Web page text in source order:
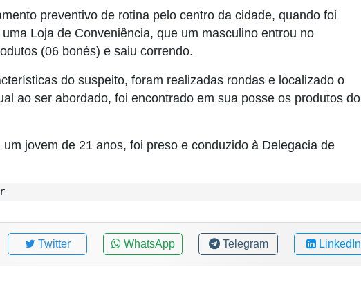
preventivo de rotina pelo centro da cidade, quando foi
Loja de Conveniência, que um masculino entrou no
(06 bonés) e saiu correndo.
do suspeito, foram realizadas rondas e localizado o
ao ser abordado, foi encontrado em sua posse os produtos do
jovem de 21 anos, foi preso e conduzido à Delegacia de
Twitter WhatsApp Telegram LinkedIn